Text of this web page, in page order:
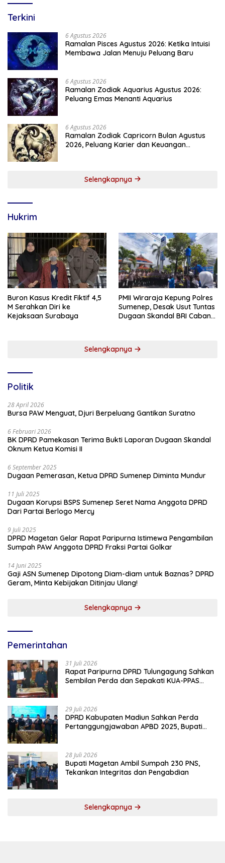
Terkini
6 Agustus 2026
Ramalan Pisces Agustus 2026: Ketika Intuisi
Membawa Jalan Menuju Peluang Baru
6 Agustus 2026
Ramalan Zodiak Aquarius Agustus 2026:
Peluang Emas Menanti Aquarius
6 Agustus 2026
Ramalan Zodiak Capricorn Bulan Agustus
2026, Peluang Karier dan Keuangan
Selengkapnya
Hukrim
Buron Kasus Kredit Fiktif 4,5
M Serahkan Diri ke
Kejaksaan Surabaya
PMII Wiraraja Kepung Polres
Sumenep, Desak Usut Tuntas
Dugaan Skandal BRI Cabang
Selengkapnya
Politik
28 April 2026
Bursa PAW Menguat, Djuri Berpeluang Gantikan Suratno
6 Februari 2026
BK DPRD Pamekasan Terima Bukti Laporan Dugaan Skandal
Oknum Ketua Komisi II
6 September 2025
Dugaan Pemerasan, Ketua DPRD Sumenep Diminta Mundur
11 Juli 2025
Dugaan Korupsi BSPS Sumenep Seret Nama Anggota DPRD
Dari Partai Berlogo Mercy
9 Juli 2025
DPRD Magetan Gelar Rapat Paripurna Istimewa Pengambilan
Sumpah PAW Anggota DPRD Fraksi Partai Golkar
14 Juni 2025
Gaji ASN Sumenep Dipotong Diam-diam untuk Baznas? DPRD
Geram, Minta Kebijakan Ditinjau Ulang!
Selengkapnya
Pemerintahan
31 Juli 2026
Rapat Paripurna DPRD Tulungagung Sahkan
Sembilan Perda dan Sepakati KUA-PPAS
29 Juli 2026
DPRD Kabupaten Madiun Sahkan Perda
Pertanggungjawaban APBD 2025, Bupati
28 Juli 2026
Bupati Magetan Ambil Sumpah 230 PNS,
Tekankan Integritas dan Pengabdian
Selengkapnya